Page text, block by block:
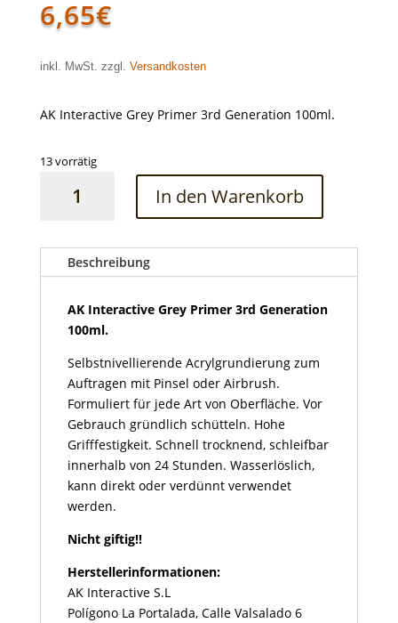
6,65€
inkl. MwSt. zzgl. Versandkosten
AK Interactive Grey Primer 3rd Generation 100ml.
13 vorrätig
Interactive
100ml
Menge
In den Warenkorb
Beschreibung
AK Interactive Grey Primer 3rd Generation
100ml.
Selbstnivellierende Acrylgrundierung zum
Auftragen mit Pinsel oder Airbrush.
Formuliert für jede Art von Oberfläche. Vor
Gebrauch gründlich schütteln. Hohe
Grifffestigkeit. Schnell trocknend, schleifbar
innerhalb von 24 Stunden. Wasserlöslich,
kann direkt oder verdünnt verwendet
werden.
Nicht giftig!!
Herstellerinformationen:
AK Interactive S.L
Polígono La Portalada, Calle Valsalado 6